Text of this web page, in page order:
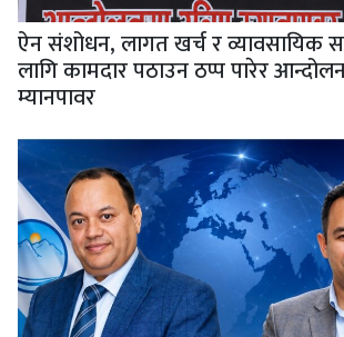
ऐन संशोधन, लागत खर्च र व्यावसायिक
लागि कामदार पठाउन ठप्प पारेर
म्यानपावर